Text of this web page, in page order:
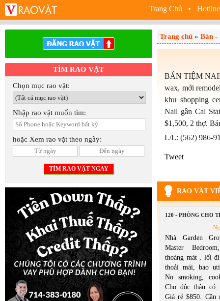
Trang Chủ •
TÌM RAO VẶT
Chọn mục rao vặt:
Nhập rao vặt muốn tìm:
hoặc Xem rao vặt theo ngày:
Trang chủ » Bán -
BÁN TIỆM
wax, mới
khu shopping
Nail gần Cal
$1,500, 2 thợ.
L/L: (562) 986-
Tweet
RAO VẶT
120 - PHÒNG CHO
Nhà Garden
Master
thoáng mát , lối
thoải mái, bao
No smoking,
Cho độc thân có
Giá rẻ $850. Cần